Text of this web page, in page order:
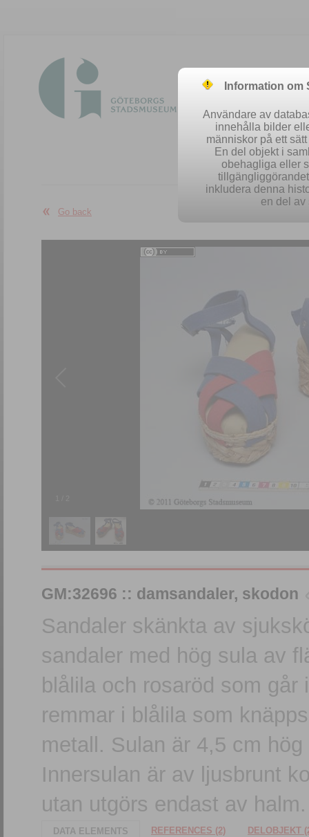
Easy
Go back
GM:32696 :: damsandaler, skodon
Sandaler skänkta av
sandaler med hög sula av
blålila och rosaröd som
remmar i blålila som
metall. Sulan är 4,5 cm
Innersulan är av ljusbrunt
utan utgörs endast av
DATA ELEMENTS REFERENCES (2) DELOBJEKT
Information
Användare av
innehålla bilder
människor på ett
En del objekt i
obehagliga eller
inkludera denna
en del av